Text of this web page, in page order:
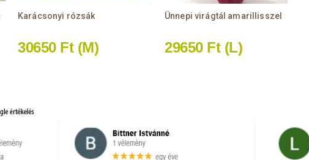
Karácsonyi rózsák
30650 Ft (M)
Ünnepi virágtál amarillisszel
29650 Ft (L)